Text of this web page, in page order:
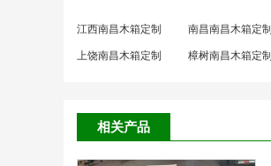
江西南昌木箱定制 南昌南昌木箱定制
上饶南昌木箱定制 樟树南昌木箱定制
相关产品